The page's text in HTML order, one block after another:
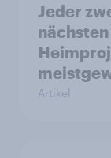
Jeder
Artikel